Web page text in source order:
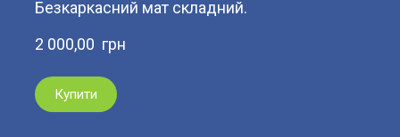
Безкаркасний мат складний.
2 000,00  грн
Купити